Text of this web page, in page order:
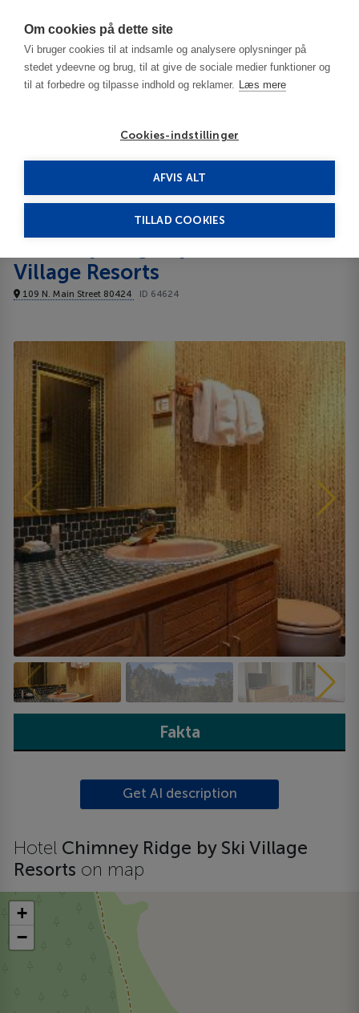
Om cookies på dette site
Vi bruger cookies til at indsamle og analysere oplysninger på
stedet ydeevne og brug, til at give de sociale medier funktioner og
til at forbedre og tilpasse indhold og reklamer. Læs mere
Cookies-indstillinger
AFVIS ALT
TILLAD COOKIES
Breckenridge - CO
Chimney Ridge by Ski Village Resorts 3***
Village Resorts
109 N. Main Street 80424 ID 64624
Fakta
Get AI description
Hotel Chimney Ridge by Ski Village
Resorts on map
+
−